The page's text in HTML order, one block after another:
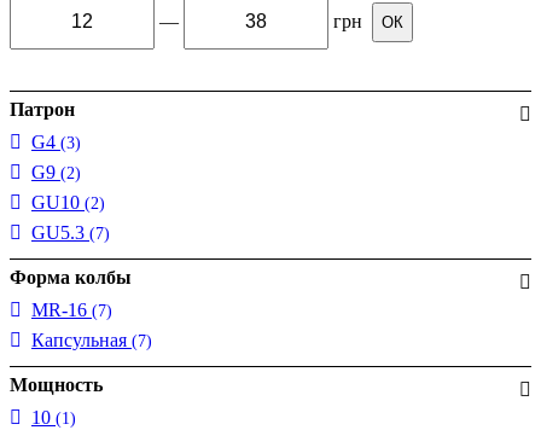
— грн ОК
Патрон
G4 (3)
G9 (2)
GU10 (2)
GU5.3 (7)
Форма колбы
MR-16 (7)
Капсульная (7)
Мощность
10 (1)